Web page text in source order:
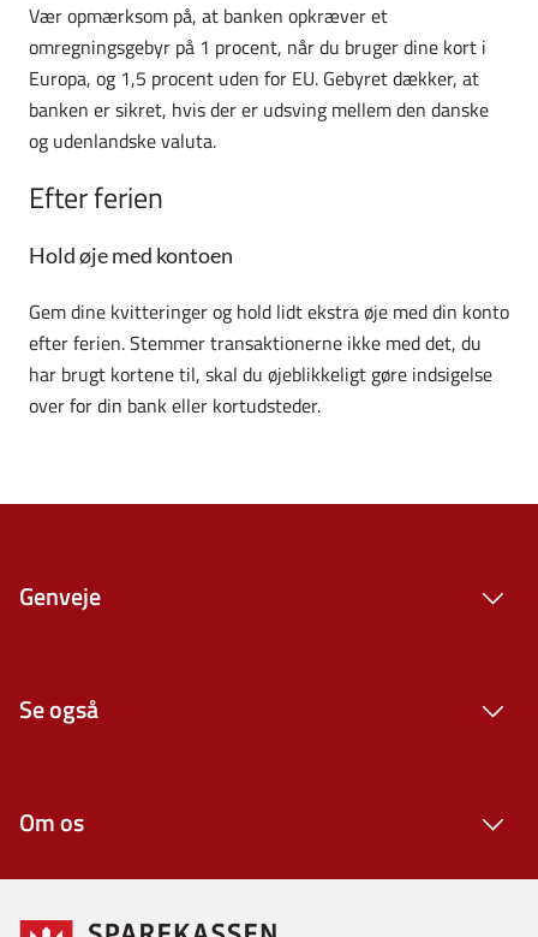
Vær opmærksom på, at banken opkræver et
omregningsgebyr på 1 procent, når du bruger dine kort i
Europa, og 1,5 procent uden for EU. Gebyret dækker, at
banken er sikret, hvis der er udsving mellem den danske
og udenlandske valuta.
Efter ferien
Hold øje med kontoen
Gem dine kvitteringer og hold lidt ekstra øje med din konto
efter ferien. Stemmer transaktionerne ikke med det, du
har brugt kortene til, skal du øjeblikkeligt gøre indsigelse
over for din bank eller kortudsteder.
Genveje
Se også
Om os